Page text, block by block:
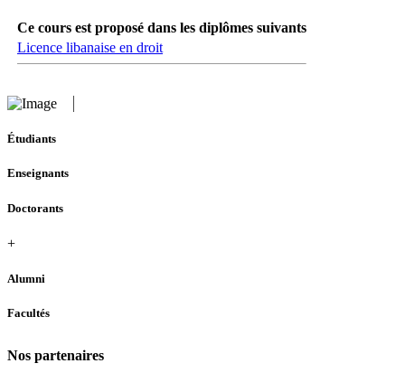
Ce cours est proposé dans les diplômes suivants
Licence libanaise en droit
Étudiants
Enseignants
Doctorants
+
Alumni
Facultés
Nos partenaires